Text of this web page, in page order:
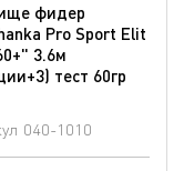
фидер
Pro Sport Elit
3.6м
тест 60гр
040-1010